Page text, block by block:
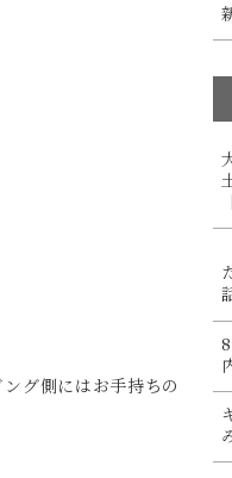
グ側にはお手持ちの